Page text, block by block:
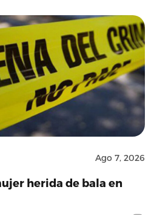
Ago 7, 2026
herida de bala en